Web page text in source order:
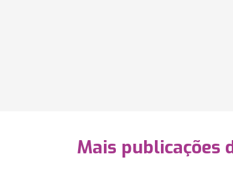
Mais publicações